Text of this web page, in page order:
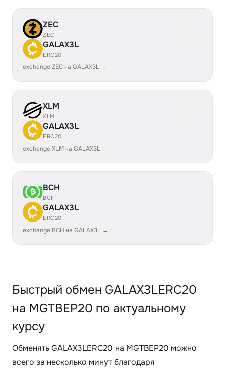
ZEC
ZEC
GALAX3L
ERC20
exchange ZEC на GALAX3L →
XLM
XLM
GALAX3L
ERC20
exchange XLM на GALAX3L →
BCH
BCH
GALAX3L
ERC20
exchange BCH на GALAX3L →
Быстрый обмен GALAX3LERC20
на MGTBEP20 по актуальному
курсу
Обменять GALAX3LERC20 на MGTBEP20 можно
всего за несколько минут благодаря